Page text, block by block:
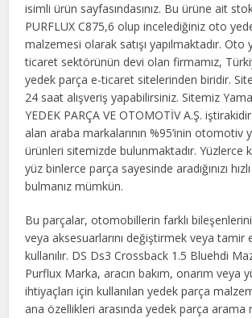
isimli ürün sayfasındasınız. Bu ürüne ait
PURFLUX C875,6 olup incelediğiniz oto
malzemesi olarak satışı yapılmaktadır. Oto
ticaret sektörünün devi olan firmamız,
yedek parça e-ticaret sitelerinden biridir.
24 saat alışveriş yapabilirsiniz. Sitemiz
YEDEK PARÇA VE OTOMOTİV A.Ş.
alan araba markalarının %95’inin otomotiv
ürünleri sitemizde bulunmaktadır. Yüzlerce
yüz binlerce parça sayesinde aradığınızı
bulmanız mümkün.
Bu parçalar, otomobillerin farklı
veya aksesuarlarını değiştirmek veya tamir
kullanılır. DS Ds3 Crossback 1.5 Bluehdi
Purflux Marka, aracın bakım, onarım veya
ihtiyaçları için kullanılan yedek parça
ana özellikleri arasında yedek parça arama